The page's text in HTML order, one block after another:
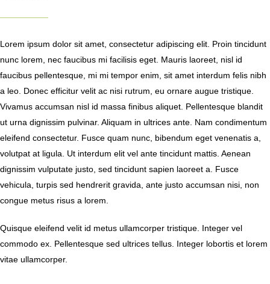
Lorem ipsum dolor sit amet, consectetur adipiscing elit. Proin tincidunt
nunc lorem, nec faucibus mi facilisis eget. Mauris laoreet, nisl id
faucibus pellentesque, mi mi tempor enim, sit amet interdum felis nibh
a leo. Donec efficitur velit ac nisi rutrum, eu ornare augue tristique.
Vivamus accumsan nisl id massa finibus aliquet. Pellentesque blandit
ut urna dignissim pulvinar. Aliquam in ultrices ante. Nam condimentum
eleifend consectetur. Fusce quam nunc, bibendum eget venenatis a,
volutpat at ligula. Ut interdum elit vel ante tincidunt mattis. Aenean
dignissim vulputate justo, sed tincidunt sapien laoreet a. Fusce
vehicula, turpis sed hendrerit gravida, ante justo accumsan nisi, non
congue metus risus a lorem.
Quisque eleifend velit id metus ullamcorper tristique. Integer vel
commodo ex. Pellentesque sed ultrices tellus. Integer lobortis et lorem
vitae ullamcorper.